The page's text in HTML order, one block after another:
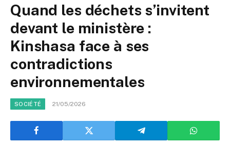
Quand les déchets s’invitent
devant le ministère :
Kinshasa face à ses
contradictions
environnementales
SOCIÉTÉ 21/05/2026